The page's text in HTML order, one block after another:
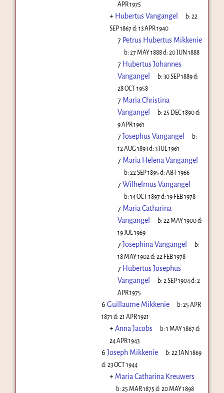
APR 1975
+ Hubertus Vangangel b:22
SEP 1867d: 13 APR 1940
7 Petrus Hubertus Mikkenie
b:27 MAY 1888d:20 JUN 1888
7 Hubertus Johannes
Vangangel
b:30 SEP 1889d:
28 OCT 1958
7 Maria Christina
Vangangel
b:25 DEC 1890d:
9 APR 1961
7Josephus Vangangel
b:
12 AUG 1893d: 3 JUL 1961
7 Maria Helena Vangangel
b:22 SEP 1895 d:ABT 1966
7Wilhelmus Vangangel
b:14 OCT 1897d:19 FEB 1978
7 Maria Catharina
Vangangel
b:22 MAY 1900d:
19 JUL 1969
7Josephina Vangangel
b:
18 MAY 1902 d: 22 FEB 1978
7 Hubertus Josephus
Vangangel
b:2 SEP 1904d:2
APR 1975
6 Guillaume Mikkenie b:25 APR
1871 d: 21 APR 1921
+Anna Jacobs b:1 MAY 1867d:
24 APR 1943
6 Joseph Mikkenie b:22 JAN 1869
d: 23 OCT 1944
+ Maria Catharina Kreuwers
b:25 MAR 1875 d:20 MAY 1898